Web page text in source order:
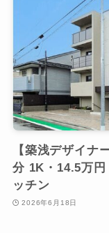
【築浅デザイナ
分 1K・14.5万
ッチン
2026年6月18日